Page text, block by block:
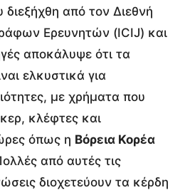
από τον Διεθνή
Ερευνητών (ICIJ) και
αποκάλυψε ότι τα
ελκυστικά για
με χρήματα που
κλέφτες και
όπως η Βόρεια Κορέα
από αυτές τις
διοχετεύουν τα κέρδη